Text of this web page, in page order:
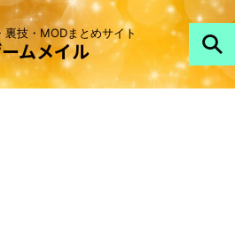
裏技・MODまとめサイト
ムメイル